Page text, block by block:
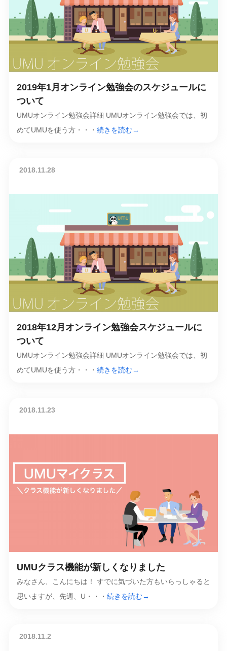
2019年1月オンライン勉強会のスケジュールに
ついて
UMUオンライン勉強会詳細 UMUオンライン勉強会では、初
めてUMUを使う方・・・ 続きを読む→
2018.11.28
2018年12月オンライン勉強会スケジュールに
ついて
UMUオンライン勉強会詳細 UMUオンライン勉強会では、初
めてUMUを使う方・・・ 続きを読む→
2018.11.23
UMUクラス機能が新しくなりました
みなさん、こんにちは！ すでに気づいた方もいらっしゃると
思いますが、先週、U・・・ 続きを読む→
2018.11.2